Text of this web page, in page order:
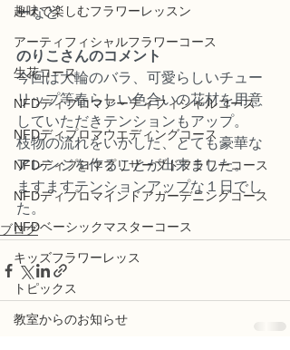
趣味で楽しむフラワーレッスン
アーティフィシャルフラワーコース
生花コース
NFDディプロマアーティフィシャルコース
NFDディプロマウエディングコース
NFDディプロマプリザーブドフラワーコース
NFDディプロマインドアガーデニングコース
NFDベーシックマスターコース
キッズフラワーレッス
トピックス
教室からのお知らせ
ーなど
のりこさんのコメント
今回は大輪のバラ、可愛らしいチュー
リップ等春らしい色合いの花材を用意
していただきテンションもアップ。
枝物の流れをいかした、とても豪華な
アレンジを作ることが出来ました。
ますますテンションアップな１日でし
た。
ブログ